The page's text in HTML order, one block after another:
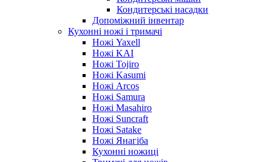
Кондитерські насадки
Допоміжний інвентар
Кухонні ножі і тримачі
Ножі Yaxell
Ножі KAI
Ножі Tojiro
Ножі Kasumi
Ножі Arcos
Ножі Samura
Ножі Masahiro
Ножі Suncraft
Ножі Satake
Ножі Янагіба
Кухонні ножиці